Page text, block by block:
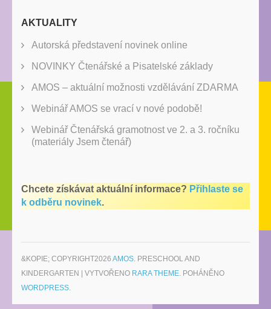
AKTUALITY
Autorská představení novinek online
NOVINKY Čtenářské a Pisatelské základy
AMOS – aktuální možnosti vzdělávání ZDARMA
Webinář AMOS se vrací v nové podobě!
Webinář Čtenářská gramotnost ve 2. a 3. ročníku
(materiály Jsem čtenář)
Chcete získávat aktuální informace? Přihlaste se
k odběru novinek.
&KOPIE; COPYRIGHT2026 AMOS. PRESCHOOL AND
KINDERGARTEN | VYTVOŘENO RARA THEME. POHÁNĚNO
WORDPRESS.